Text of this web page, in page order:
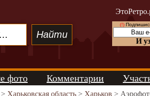
(!)
И
фото Комментарии
> Харьковская область > Харьков >